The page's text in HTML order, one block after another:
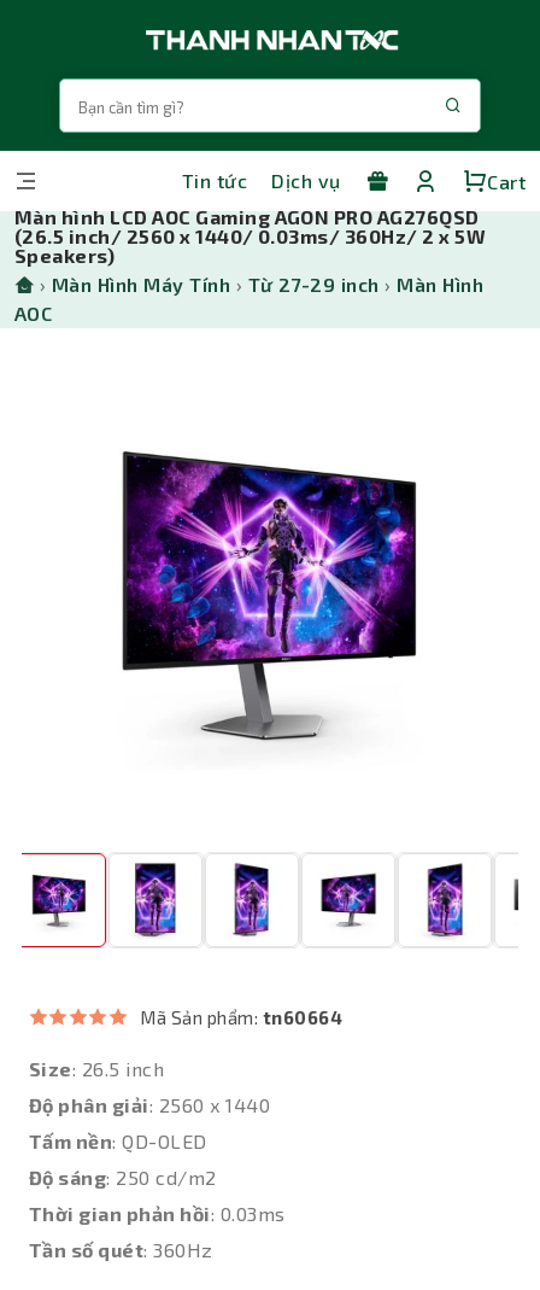
Tin tức Dịch vụ
Cart
Màn hình LCD AOC Gaming AGON PRO AG276QSD
(26.5 inch/ 2560 x 1440/ 0.03ms/ 360Hz/ 2 x 5W
Speakers)
› Màn Hình Máy Tính › Từ 27-29 inch › Màn Hình
AOC
Mã Sản phẩm: tn60664
Size: 26.5 inch
Độ phân giải: 2560 x 1440
Tấm nền: QD-OLED
Độ sáng: 250 cd/m2
Thời gian phản hồi: 0.03ms
Tần số quét: 360Hz